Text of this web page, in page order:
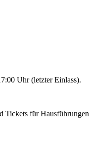
Uhr (letzter Einlass).
Tickets für